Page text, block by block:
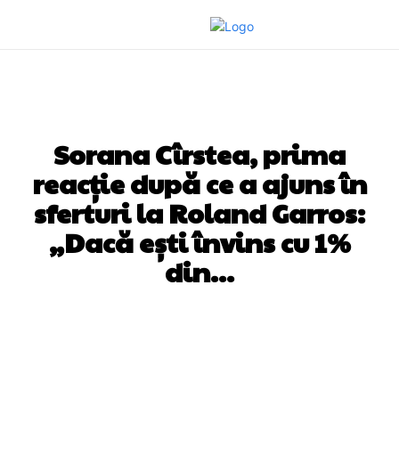
Sorana Cîrstea, prima
reacție după ce a ajuns în
sferturi la Roland Garros:
„Dacă ești învins cu 1%
din…